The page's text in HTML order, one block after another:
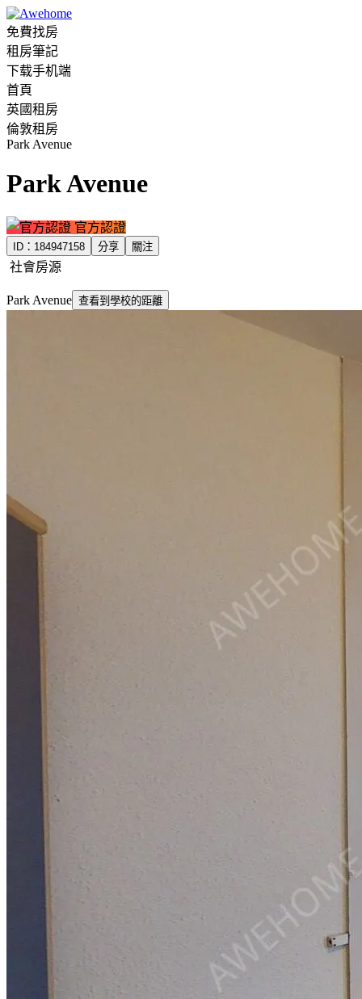
免費找房
租房筆記
下载手机端
首頁
英國租房
倫敦租房
Park Avenue
Park Avenue
官方認證
ID： 184947158 分享 關注
社會房源
Park Avenue 查看到學校的距離